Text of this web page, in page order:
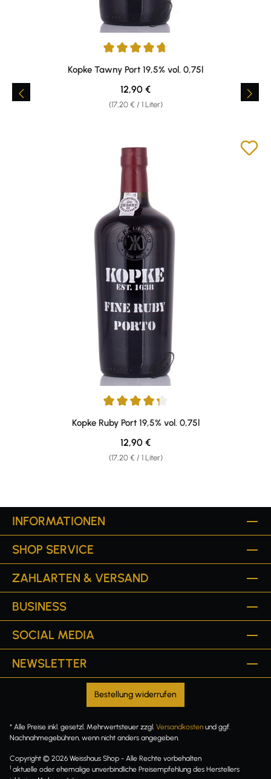
Durchschnittliche Bewertung von 4.85 von 5 Sternen
Kopke Tawny Port 19,5% vol. 0,75l
(17,20 € / 1 Liter)
Regulärer Preis:
12,90 €
Durchschnittliche Bewertung von 4.3 von 5 Sternen
Kopke Ruby Port 19,5% vol. 0,75l
(17,20 € / 1 Liter)
Regulärer Preis:
12,90 €
INFORMATIONEN
SHOP SERVICE
ZAHLARTEN & VERSAND
BUSINESS
SOCIAL MEDIA
NEWSLETTER
Bestellung widerrufen
* Alle Preise inkl. gesetzl. Mehrwertsteuer zzgl. Versandkosten und ggf.
Nachnahmegebühren, wenn nicht anders angegeben.
Copyright © 2026 Weisshaus Shop - Alle Rechte vorbehalten
1 aktuelle oder ehemalige unverbindliche Preisempfehlung des Herstellers